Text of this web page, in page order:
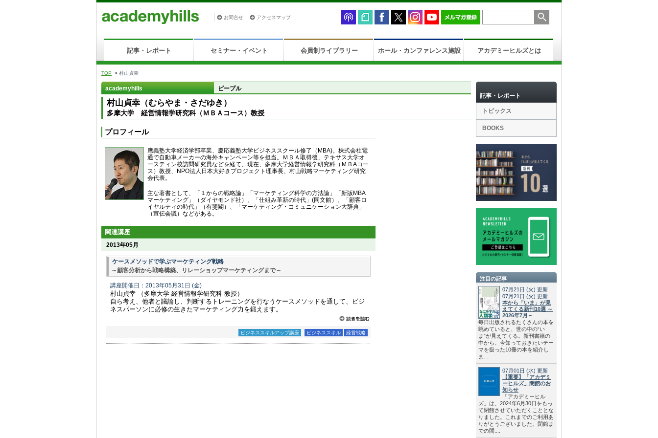
お問合せ アクセスマップ
記事・レポート セミナー・イベント 会員制ライブラリー ホール・カンファレンス施設 アカデミーヒルズとは
TOP > 村山貞幸
academyhills ピープル
村山貞幸（むらやま・さだゆき）
多摩大学 経営情報学研究科（ＭＢＡコース）教授
プロフィール
應義塾大学経済学部卒業、慶応義塾大学ビジネススクール修了（MBA)。株式会社電
通で自動車メーカーの海外キャンペーン等を担当。ＭＢＡ取得後、テキサス大学オ
ースティン校訪問研究員などを経て、現在、多摩大学経営情報学研究科（ＭＢAコー
ス）教授、NPO法人日本大好きプロジェクト理事長、村山戦略マーケティング研究
会代表。
主な著書として、「１からの戦略論」「マーケティング科学の方法論」「新版MBA
マーケティング」（ダイヤモンド社）、「仕組み革新の時代」(同文館）、「顧客ロ
イヤルティの時代」（有斐閣）、「マーケティング・コミュニケーション大辞典」
（宣伝会議）などがある。
関連講座
2013年05月
ケースメソッドで学ぶマーケティング戦略
～顧客分析から戦略構築、リレーショップマーケティングまで～
講座開催日：2013年05月31日 (金)
村山貞幸 （多摩大学 経営情報学研究科 教授）
自ら考え、他者と議論し、判断するトレーニングを行なうケースメソッドを通して、ビジ
ネスパーソンに必修の生きたマーケティング力を鍛えます。
ビジネススキルアップ講座 ビジネススキル 経営戦略
記事・レポート
トピックス
BOOKS
注目の記事
07月21日 (火) 更新
07月21日 (火) 更新
本から「いま」が見
えてくる新刊10選 ～
2026年7月～
毎日出版されるたくさんの本を
眺めていると、世の中の“い
ま”が見えてくる。新刊書籍の
中から、今知っておきたいテー
マを扱った10冊の本を紹介し
ま....
07月01日 (水) 更新
【重要】「アカデミ
ーヒルズ」閉館のお
知らせ
「アカデミーヒル
ズ」は、2024年6月30日をもっ
て閉館させていただくこととな
りました。これまでのご利用あ
りがとうございました。閉館ま
での間....